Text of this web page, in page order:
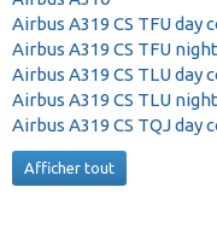
Airbus A319 CS TFU
Airbus A319 CS TFU
Airbus A319 CS TLU day
Airbus A319 CS TLU
Airbus A319 CS TQJ day
Afficher tout